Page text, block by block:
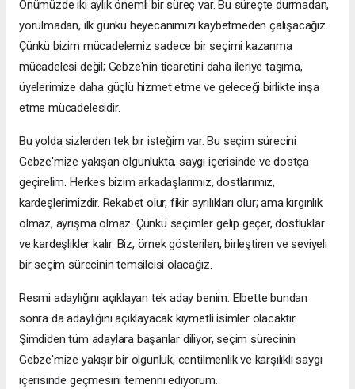
Önümüzde iki aylık önemli bir süreç var. Bu süreçte durmadan,
yorulmadan, ilk günkü heyecanımızı kaybetmeden çalışacağız.
Çünkü bizim mücadelemiz sadece bir seçimi kazanma
mücadelesi değil; Gebze'nin ticaretini daha ileriye taşıma,
üyelerimize daha güçlü hizmet etme ve geleceği birlikte inşa
etme mücadelesidir.
Bu yolda sizlerden tek bir isteğim var. Bu seçim sürecini
Gebze'mize yakışan olgunlukta, saygı içerisinde ve dostça
geçirelim. Herkes bizim arkadaşlarımız, dostlarımız,
kardeşlerimizdir. Rekabet olur, fikir ayrılıkları olur; ama kırgınlık
olmaz, ayrışma olmaz. Çünkü seçimler gelip geçer, dostluklar
ve kardeşlikler kalır. Biz, örnek gösterilen, birleştiren ve seviyeli
bir seçim sürecinin temsilcisi olacağız.
Resmi adaylığını açıklayan tek aday benim. Elbette bundan
sonra da adaylığını açıklayacak kıymetli isimler olacaktır.
Şimdiden tüm adaylara başarılar diliyor, seçim sürecinin
Gebze'mize yakışır bir olgunluk, centilmenlik ve karşılıklı saygı
içerisinde geçmesini temenni ediyorum.